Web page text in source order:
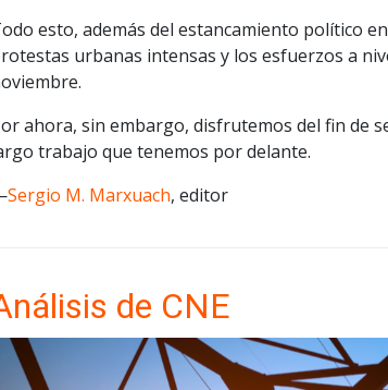
esto, además del estancamiento político
urbanas intensas y los esfuerzos a
ahora, sin embargo, disfrutemos del fin de
trabajo que tenemos por delante.
Sergio M. Marxuach, editor
de CNE